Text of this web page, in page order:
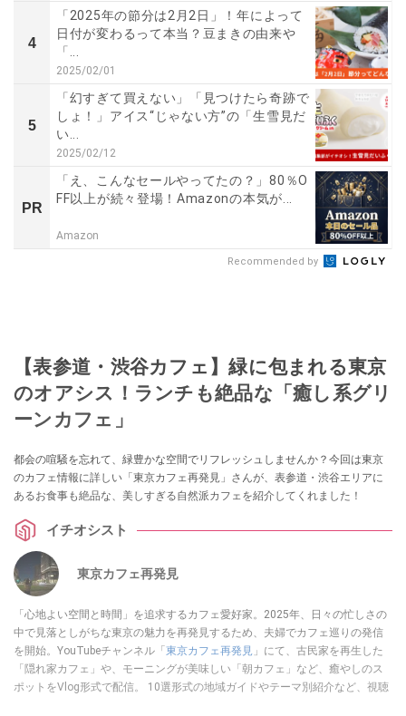
4
「2025年の節分は2月2日」！年によって
日付が変わるって本当？豆まきの由来や
「...
2025/02/01
5
「幻すぎて買えない」「見つけたら奇跡で
しょ！」アイス“じゃない方”の「生雪見だ
い...
2025/02/12
PR
「え、こんなセールやってたの？」80％O
FF以上が続々登場！Amazonの本気が...
Amazon
Recommended by
【表参道・渋谷カフェ】緑に包まれる東京
のオアシス！ランチも絶品な「癒し系グリ
ーンカフェ」
都会の喧騒を忘れて、緑豊かな空間でリフレッシュしませんか？今回は東京
のカフェ情報に詳しい「東京カフェ再発見」さんが、表参道・渋谷エリアに
あるお食事も絶品な、美しすぎる自然派カフェを紹介してくれました！
イチオシスト
東京カフェ再発見
「心地よい空間と時間」を追求するカフェ愛好家。2025年、日々の忙しさの
中で見落としがちな東京の魅力を再発見するため、夫婦でカフェ巡りの発信
を開始。YouTubeチャンネル「 東京カフェ再発見 」にて、古民家を再生した
「隠れ家カフェ」や、モーニングが美味しい「朝カフェ」など、癒やしのス
ポットをVlog形式で配信。 10選形式の地域ガイドやテーマ別紹介など、視聴